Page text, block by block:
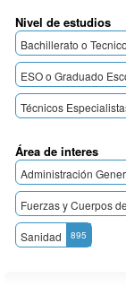
Nivel de estudios
Bachillerato o Tecnico
ESO o Graduado
Técnicos
Área de interes
Administración
Fuerzas y Cuerpos
Sanidad 895